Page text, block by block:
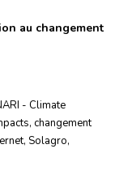
au changement
- Climate
, changement
, Solagro,